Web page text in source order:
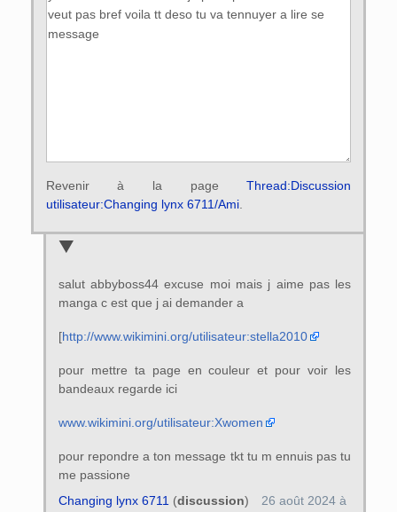
Revenir à la pageThread:Discussion
utilisateur:Changing lynx 6711/Ami.
salut abbyboss44 excuse moi mais j aime pas les
manga c est que j ai demander a
[http://www.wikimini.org/utilisateur:stella2010
pour mettre ta page en couleur et pour voir les
bandeaux regarde ici
www.wikimini.org/utilisateur:Xwomen
pour repondre a ton message tkt tu m ennuis pas tu
me passione
Changing lynx 6711 (discussion)
26 août 2024 à